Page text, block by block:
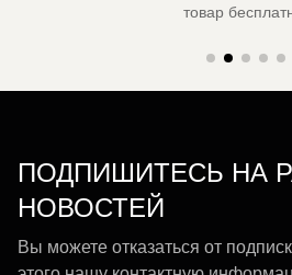
товар
ПОДПИШИТЕСЬ НА
НОВОСТЕЙ
Вы можете отказаться от